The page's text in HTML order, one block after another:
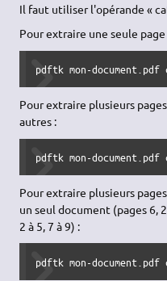
Il faut utiliser l'opérande «
Pour extraire une seule page
pdftk mon-
Pour extraire plusieurs
autres :
pdftk mon-
Pour extraire plusieurs
un seul document (pages 6,
2 à 5, 7 à 9) :
pdftk mon-